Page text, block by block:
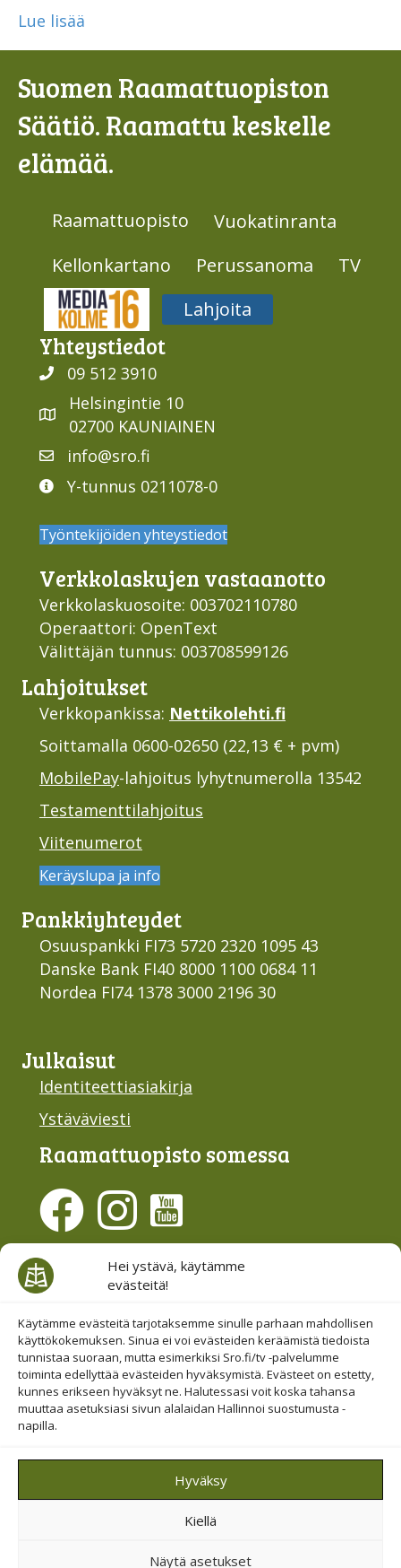
Hei ystävä, käytämme
evästeitä!
Käytämme evästeitä tarjotaksemme sinulle parhaan mahdollisen
käyttökokemuksen. Sinua ei voi evästeiden keräämistä tiedoista
tunnistaa suoraan, mutta esimerkiksi Sro.fi/tv -palvelumme
toiminta edellyttää evästeiden hyväksymistä. Evästeet on estetty,
kunnes erikseen hyväksyt ne. Halutessasi voit koska tahansa
muuttaa asetuksiasi sivun alalaidan Hallinnoi suostumusta -
napilla.
Hyväksy
Kiellä
Näytä asetukset
Lue lisää
Suomen Raamattuopiston
Säätiö. Raamattu keskelle
elämää.
Raamattuopisto
Vuokatinranta
Kellonkartano
Perussanoma
TV
Media316
Lahjoita
Yhteys­tiedot
09 512 3910
Helsingintie 10
02700 KAUNIAINEN
info@sro.fi
Y-tunnus 0211078-0
Työntekijöiden yhteystiedot
Verkko­laskujen vastaan­otto
Verkkolaskuosoite: 003702110780
Operaattori: OpenText
Välittäjän tunnus: 003708599126
Lahjoi­tukset
Verkkopankissa: Nettikolehti.fi
Soittamalla 0600-02650 (22,13 € + pvm)
MobilePay-lahjoitus lyhytnumerolla 13542
Testamenttilahjoitus
Viitenumerot
Keräyslupa ja info
Pankki­yhteydet
Osuuspankki FI73 5720 2320 1095 43
Danske Bank FI40 8000 1100 0684 11
Nordea FI74 1378 3000 2196 30
Julkaisut
Identiteettiasiakirja
Ystäväviesti
Raamattu­opisto somessa
Evästesuostumus
Hallinnoi evästeitä
Etsi sivuiltamme
© 2019-2026 Suomen Raamattuopiston Säätiö
Saavutettavuus huomioitu
Tietosuojajaehdot